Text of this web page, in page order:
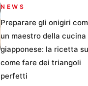
NEWS
Preparare gli onigiri
un maestro della cucina
giapponese: la ricetta su
come fare dei triangoli
perfetti